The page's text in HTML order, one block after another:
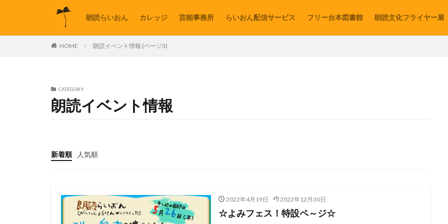
朗読らいおん カレッジ 芸能事務所 らいおん配信サービス フリー台本図書館 朗読文化フライヤー展
HOME 朗読イベント情報 (ページ3)
CATEGORY
朗読イベント情報
新着順 人気順
2022年4月19日 2022年12月30日
☆よみフェス！特設ペ～ジ☆